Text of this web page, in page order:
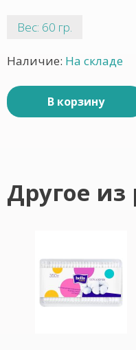
Вес: 60 гр.
Наличие: На складе
В корзину
Другое из